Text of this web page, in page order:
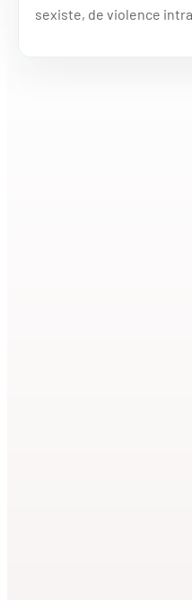
sexiste, de violence